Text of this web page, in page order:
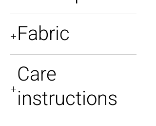
Fabric
Care
instructions